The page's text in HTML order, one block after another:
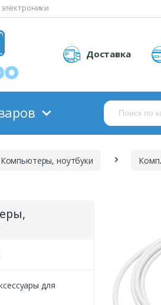
Доставка
Компьютеры, ноутбуки
для